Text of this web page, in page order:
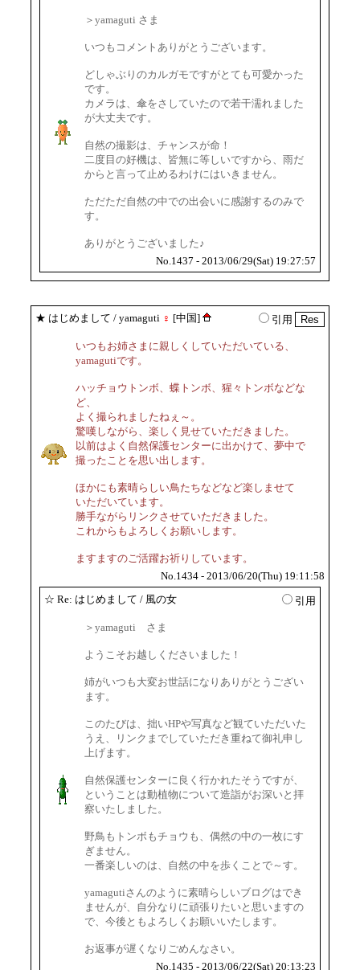
＞yamaguti さま
いつもコメントありがとうございます。
どしゃぶりのカルガモですがとても可愛かった
です。
カメラは、傘をさしていたので若干濡れました
が大丈夫です。
自然の撮影は、チャンスが命！
二度目の好機は、皆無に等しいですから、雨だ
からと言って止めるわけにはいきません。
ただただ自然の中での出会いに感謝するのみで
す。
ありがとうございました♪
No.1437 - 2013/06/29(Sat) 19:27:57
★ はじめまして / yamaguti ♀ [中国] 引用
いつもお姉さまに親しくしていただいている、
yamagutiです。
ハッチョウトンボ、蝶トンボ、猩々トンボなどな
ど、
よく撮られましたねぇ～。
驚嘆しながら、楽しく見せていただきました。
以前はよく自然保護センターに出かけて、夢中で
撮ったことを思い出します。
ほかにも素晴らしい鳥たちなどなど楽しませて
いただいています。
勝手ながらリンクさせていただきました。
これからもよろしくお願いします。
ますますのご活躍お祈りしています。
No.1434 - 2013/06/20(Thu) 19:11:58
☆ Re: はじめまして / 風の女 引用
＞yamaguti さま
ようこそお越しくださいました！
姉がいつも大変お世話になりありがとうござい
ます。
このたびは、拙いHPや写真など観ていただいた
うえ、リンクまでしていただき重ねて御礼申し
上げます。
自然保護センターに良く行かれたそうですが、
ということは動植物について造詣がお深いと拝
察いたしました。
野鳥もトンボもチョウも、偶然の中の一枚にす
ぎません。
一番楽しいのは、自然の中を歩くことで～す。
yamagutiさんのように素晴らしいブログはでき
ませんが、自分なりに頑張りたいと思いますの
で、今後ともよろしくお願いいたします。
お返事が遅くなりごめんなさい。
No.1435 - 2013/06/22(Sat) 20:13:23